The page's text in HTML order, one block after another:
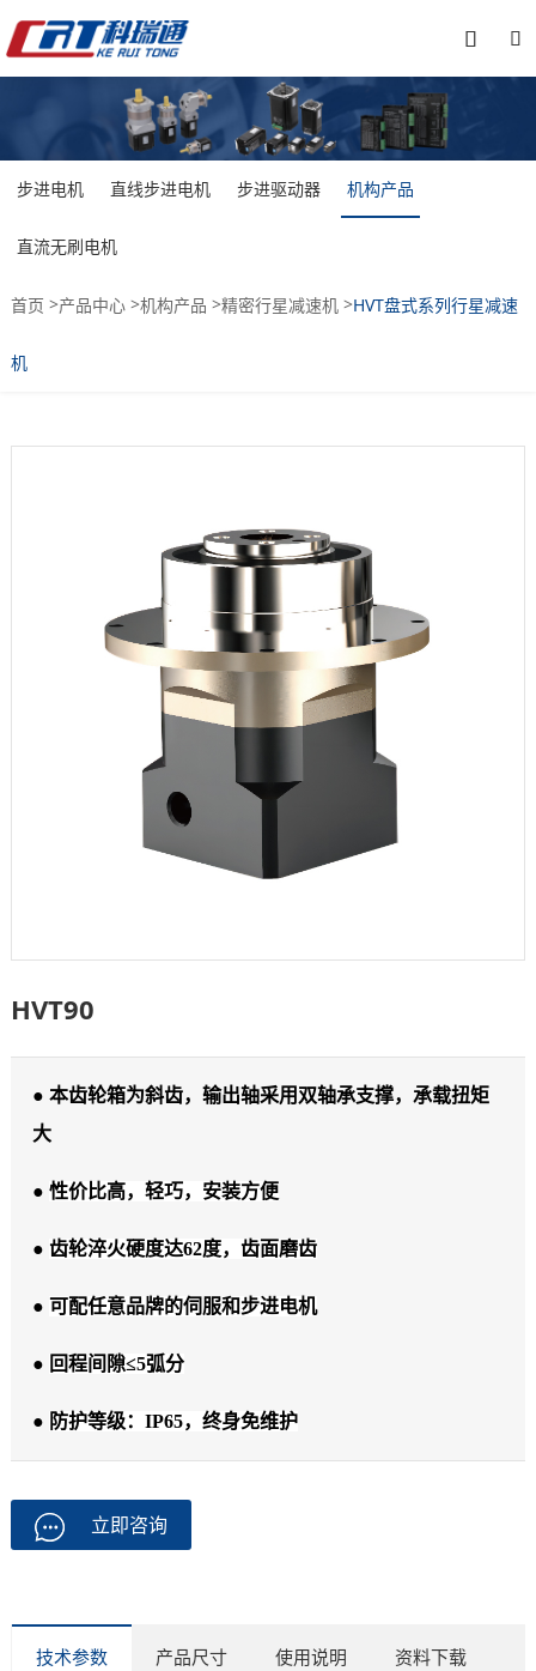


步进电机 直线步进电机 步进驱动器 机构产品
直流无刷电机
首页 >产品中心>机构产品 >精密行星减速机>HVT盘式系列行星减速
机
HVT90
● 本齿轮箱为斜齿，输出轴采用双轴承支撑，承载扭矩
大
● 性价比高，轻巧，安装方便
● 齿轮淬火硬度达62度，齿面磨齿
● 可配任意品牌的伺服和步进电机
● 回程间隙≤5弧分
● 防护等级：IP65，终身免维护
立即咨询
技术参数 产品尺寸 使用说明 资料下载